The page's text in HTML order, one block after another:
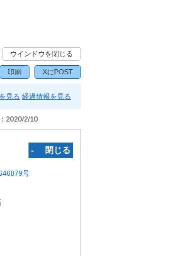
ウインドウを閉じる
印刷 XにPOST
見る 経過情報を見る
2020/2/10
‐ 閉じる
号